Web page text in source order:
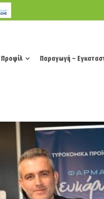
Προφίλ Παραγωγή –
Προφίλ